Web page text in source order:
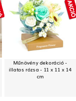
Műnövény dekoráció -
illatos rózsa - 11 x 11 x 14
cm